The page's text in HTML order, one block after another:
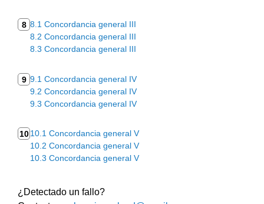
8 8.1 Concordancia general III
8.2 Concordancia general III
8.3 Concordancia general III
9 9.1 Concordancia general IV
9.2 Concordancia general IV
9.3 Concordancia general IV
10 10.1 Concordancia general V
10.2 Concordancia general V
10.3 Concordancia general V
¿Detectado un fallo?